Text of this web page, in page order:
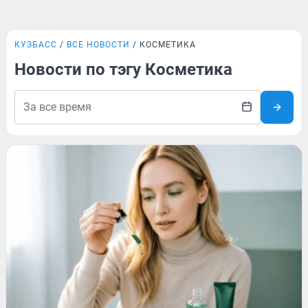
КУЗБАСС ВСЕ НОВОСТИ КОСМЕТИКА
Новости по тэгу Косметика